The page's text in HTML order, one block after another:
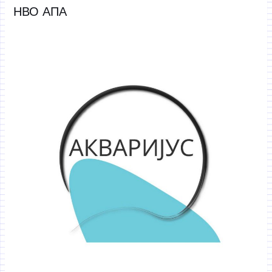
НВО АПА